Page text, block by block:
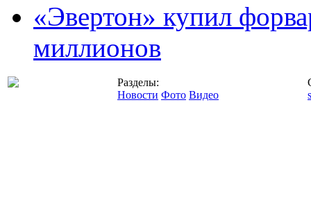
«Эвертон» купил
миллионов
Разделы:
Новости Фото Видео